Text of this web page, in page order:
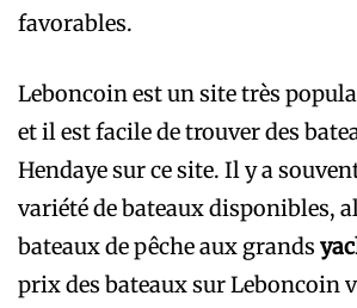
favorables.
Leboncoin est un site très
et il est facile de trouver des
Hendaye sur ce site. Il y a
variété de bateaux disponibles,
bateaux de pêche aux grands
prix des bateaux sur Leboncoin